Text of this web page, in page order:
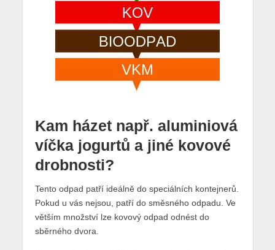
Kam házet např. aluminiová
víčka jogurtů a jiné kovové
drobnosti?
Tento odpad patří ideálně do speciálních kontejnerů.
Pokud u vás nejsou, patří do směsného odpadu. Ve
větším množství lze kovový odpad odnést do
sběrného dvora.